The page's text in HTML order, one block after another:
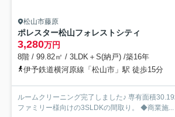
松山市藤原
ポレスター松山フォレストシティ
3,280万円
8階 / 99.82㎡ / 3LDK＋S(納戸) /築16年
伊予鉄道横河原線「松山市」駅 徒歩15分
ルームクリーニング完了しました♪ 専有面積
ファミリー様向けの3SLDKの間取り。 ◆商業施...